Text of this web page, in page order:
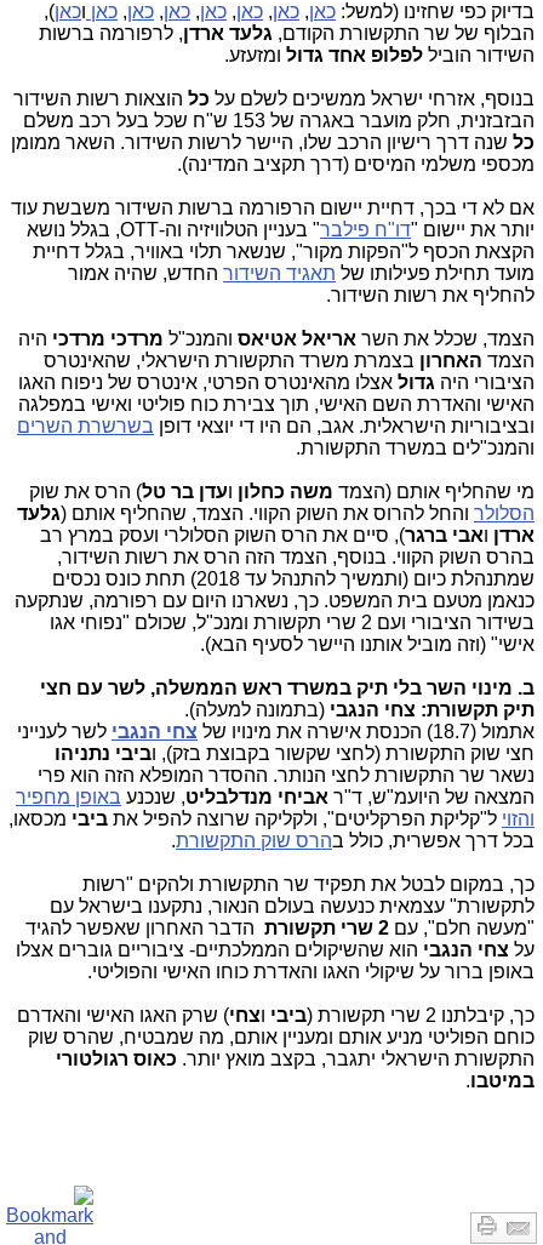
בדיוק כפי שחזינו (למשל: כאן, כאן, כאן, כאן, כאן, כאן, כאן וכאן),
הבלוף של שר התקשורת הקודם, גלעד ארדן, לרפורמה ברשות
השידור הוביל לפלופ אחד גדול ומזעזע.
בנוסף, אזרחי ישראל ממשיכים לשלם על כל הוצאות רשות השידור
הבזבזנית, חלק מועבר באגרה של 153 ש"ח שכל בעל רכב משלם
כל שנה דרך רישיון הרכב שלו, היישר לרשות השידור. השאר ממומן
מכספי משלמי המיסים (דרך תקציב המדינה).
אם לא די בכך, דחיית יישום הרפורמה ברשות השידור משבשת עוד
יותר את יישום "דו"ח פילבר
" בעניין הטלוויזיה וה-OTT, בגלל נושא
הקצאת הכסף ל"הפקות מקור", שנשאר תלוי באוויר, בגלל דחיית
מועד תחילת פעילותו של תאגיד השידור החדש, שהיה אמור
להחליף את רשות השידור.
הצמד, שכלל את השר אריאל אטיאס והמנכ"ל מרדכי מרדכי היה
הצמד האחרון בצמרת משרד התקשורת הישראלי, שהאינטרס
הציבורי היה גדול אצלו מהאינטרס הפרטי, אינטרס של ניפוח האגו
האישי והאדרת השם האישי, תוך צבירת כוח פוליטי ואישי במפלגה
ובציבוריות הישראלית. אגב, הם היו די יוצאי דופן בשרשרת השרים
והמנכ"לים במשרד התקשורת.
מי שהחליף אותם (הצמד משה כחלון ועדן בר טל) הרס את שוק
הסלולר והחל להרוס את השוק הקווי. הצמד, שהחליף אותם (גלעד
ארדן ואבי ברגר), סיים את הרס השוק הסלולרי ועסק במרץ רב
בהרס השוק הקווי. בנוסף, הצמד הזה הרס את רשות השידור,
שמתנהלת כיום (ותמשיך להתנהל עד 2018) תחת כונס נכסים
כנאמן מטעם בית המשפט. כך, נשארנו היום עם רפורמה, שנתקעה
בשידור הציבורי ועם 2 שרי תקשורת ומנכ"ל, שכולם "נפוחי אגו
אישי" (וזה מוביל אותנו היישר לסעיף הבא).
ב. מינוי השר בלי תיק במשרד ראש הממשלה, לשר עם חצי
תיק תקשורת: צחי הנגבי (בתמונה למעלה).
אתמול (18.7) הכנסת אישרה את מינויו של
צחי הנגבי לשר לענייני
חצי שוק התקשורת (לחצי שקשור בקבוצת בזק), וביבי נתניהו
נשאר שר התקשורת לחצי הנותר. ההסדר המופלא הזה הוא פרי
המצאה של היועמ"ש, ד"ר אביחי מנדלבליט, שנכנע באופן מחפיר
והזוי ל"קליקת הפרקליטים", ולקליקה שרוצה להפיל את ביבי מכסאו,
בכל דרך אפשרית, כולל בהרס שוק התקשורת.
כך, במקום לבטל את תפקיד שר התקשורת ולהקים "רשות
לתקשורת" עצמאית כנעשה בעולם הנאור, נתקענו בישראל עם
"מעשה חלם", עם 2 שרי תקשורת
הדבר האחרון שאפשר להגיד
על צחי הנגבי הוא שהשיקולים הממלכתיים- ציבוריים גוברים אצלו
באופן ברור על שיקולי האגו והאדרת כוחו האישי והפוליטי.
כך, קיבלתנו 2 שרי תקשורת ( ביבי וצחי) שרק האגו האישי והאדרם
כוחם הפוליטי מניע אותם ומעניין אותם, מה שמבטיח, שהרס שוק
התקשורת הישראלי יתגבר, בקצב מואץ יותר. כאוס רגולטורי
במיטבו.